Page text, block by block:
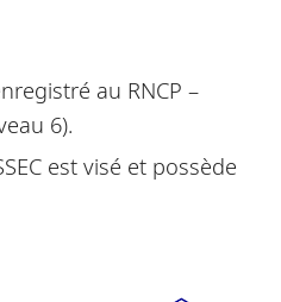
au RNCP –
6).
est visé et possède